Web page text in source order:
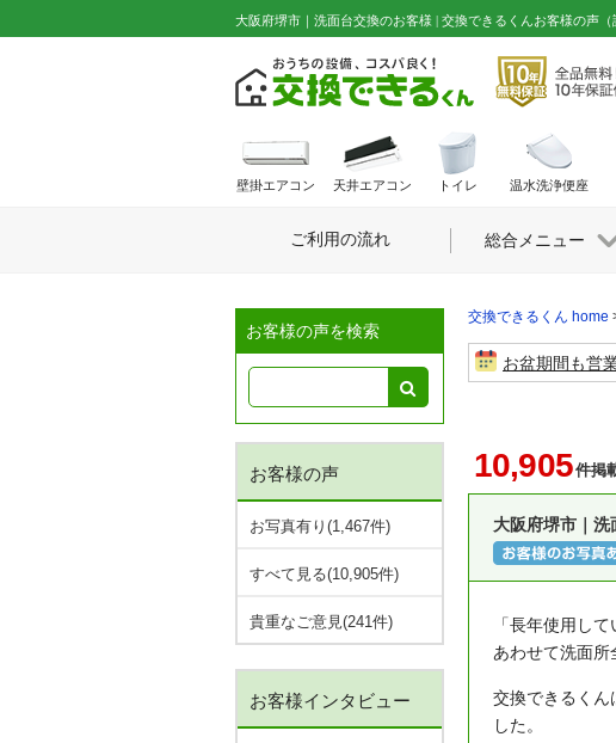
大阪府堺市｜洗面台交換のお客様 | 交換できるくんお客様の声
お客様の声を検索
お客様の声
お写真有り(1,467件)
すべて見る(10,905件)
貴重なご意見(241件)
お客様インタビュー
交換できるくん home
お盆期間も営
10,905件掲
大阪府堺市｜
「長年使用し
あわせて洗面所
交換できるくん
した。
壁掛エアコン 天井エアコン トイレ 温水洗浄便座
ご利用の流れ 総合メニュー